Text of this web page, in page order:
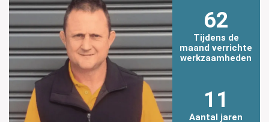
62
Tijdens de
maand verrichte
werkzaamheden
11
Aantal jaren